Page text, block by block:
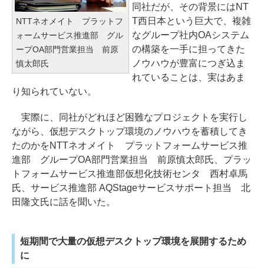
NTTネオメイト プラットフ
ォームサービス推進部 グル
ープOA部門営業担当 前原
慎太郎氏
同社だが、その背景にはNT
T西日本という巨大で、複雑
なグループ社内OAシステム
の構築を一手に担ってきた
ノウハウが豊富につぎ込ま
れていることは、実はあま
り知られていない。
実際に、同社がどれほど困難なプロジェクトを実行し
ながら、仮想デスクトップ環境のノウハウを蓄積してき
たのかをNTTネオメイト プラットフォームサービス推
進部 グループOA部門営業担当 前原慎太郎氏、プラッ
トフォームサービス推進部仮想化技術センタ 西村卓馬
氏、サービス推進部 AQStageサービスサポート担当 北
田隆文氏に話を聞いた。
短期間で大量の仮想デスクトップ環境を展開するため
に